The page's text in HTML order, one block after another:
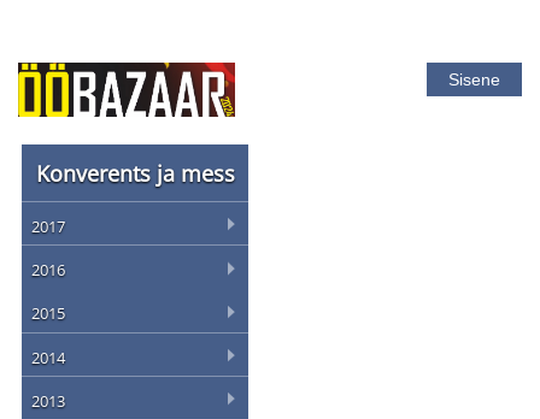
Konverents ja mess
2017
2016
2015
2014
2013
Sisene